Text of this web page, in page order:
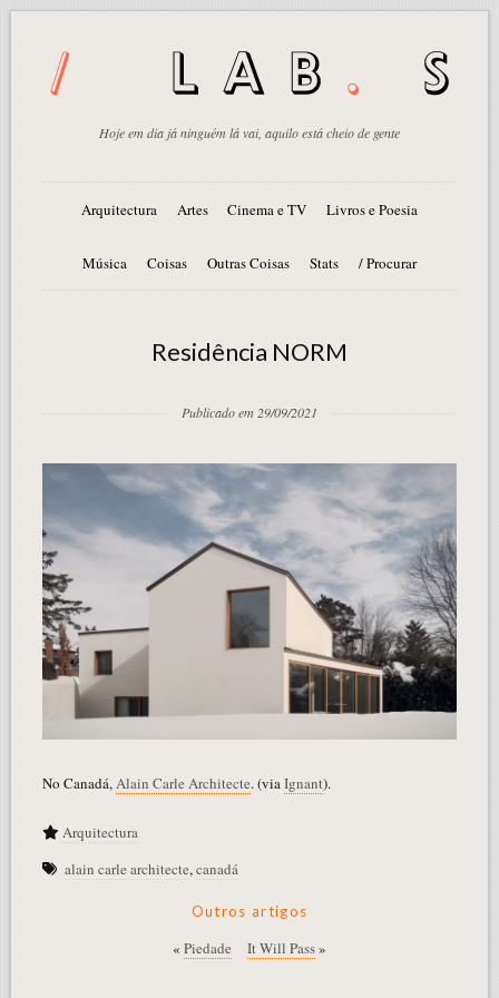
Hoje em dia já ninguém lá vai, aquilo está cheio de gente
Arquitectura Artes Cinema e TV Livros e Poesia
Música Coisas Outras Coisas Stats / Procurar
Residência NORM
Publicado em 29/09/2021
No Canadá,Alain Carle Architecte. (viaIgnant).
Arquitectura
alain carle architecte,canadá
Outros artigos
« Piedade It Will Pass»